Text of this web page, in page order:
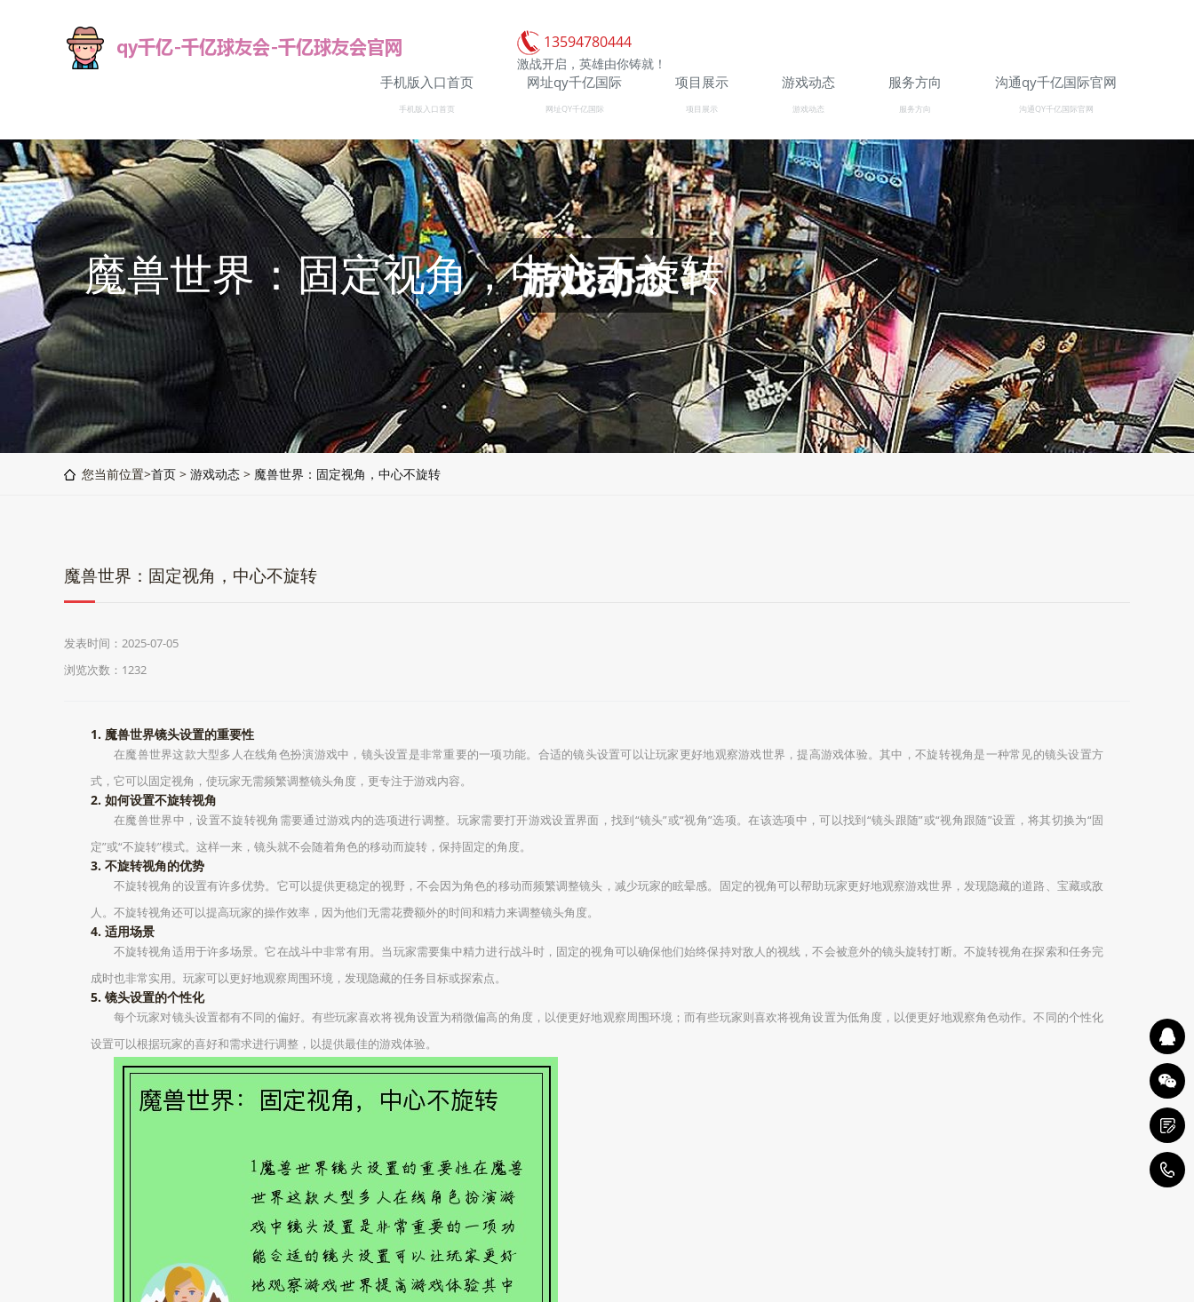
13594780444
激战开启，英雄由你铸就！
手机版入口首页
手机版入口首页
网址qy千亿国际
网址QY千亿国际
项目展示
项目展示
游戏动态
游戏动态
服务方向
服务方向
沟通qy千亿国际官网
沟通QY千亿国际官网
魔兽世界：固定视角，中心不旋转
您当前位置>首页 > 游戏动态 > 魔兽世界：固定视角，中心不旋转
魔兽世界：固定视角，中心不旋转
发表时间：2025-07-05
浏览次数：1232
1. 魔兽世界镜头设置的重要性
在魔兽世界这款大型多人在线角色扮演游戏中，镜头设置是非常重要的一项功能。合适的镜头设置可以让玩家更好地观察游戏世界，提高游戏体验。其中，不旋转视角是一种常见的镜头设置方
式，它可以固定视角，使玩家无需频繁调整镜头角度，更专注于游戏内容。
2. 如何设置不旋转视角
在魔兽世界中，设置不旋转视角需要通过游戏内的选项进行调整。玩家需要打开游戏设置界面，找到“镜头”或“视角”选项。在该选项中，可以找到“镜头跟随”或“视角跟随”设置，将其切换为“固
定”或“不旋转”模式。这样一来，镜头就不会随着角色的移动而旋转，保持固定的角度。
3. 不旋转视角的优势
不旋转视角的设置有许多优势。它可以提供更稳定的视野，不会因为角色的移动而频繁调整镜头，减少玩家的眩晕感。固定的视角可以帮助玩家更好地观察游戏世界，发现隐藏的道路、宝藏或敌
人。不旋转视角还可以提高玩家的操作效率，因为他们无需花费额外的时间和精力来调整镜头角度。
4. 适用场景
不旋转视角适用于许多场景。它在战斗中非常有用。当玩家需要集中精力进行战斗时，固定的视角可以确保他们始终保持对敌人的视线，不会被意外的镜头旋转打断。不旋转视角在探索和任务完
成时也非常实用。玩家可以更好地观察周围环境，发现隐藏的任务目标或探索点。
5. 镜头设置的个性化
每个玩家对镜头设置都有不同的偏好。有些玩家喜欢将视角设置为稍微偏高的角度，以便更好地观察周围环境；而有些玩家则喜欢将视角设置为低角度，以便更好地观察角色动作。不同的个性化
设置可以根据玩家的喜好和需求进行调整，以提供最佳的游戏体验。